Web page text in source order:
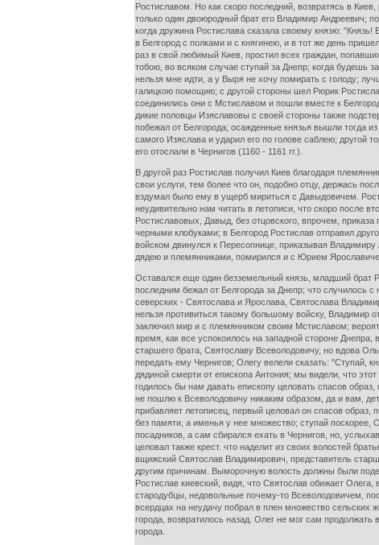
Ростиславом. Но как скоро последний, возвратясь в
только один двоюродный брат его Владимир Андреевич;
когда дружина Ростислава сказала своему князю:
в Белгород с полками и с княгинею, и в тот же день
раз в свой любимый Киев, простил всех граждан,
тобою, во всяком случае ступай за Днепр; когда будешь
нельзя мне идти, а у Выря не хочу помирать с голоду;
галицкою помощию; с другой стороны шел Рюрик
соединились они с Мстиславом и пошли вместе к
дикие половцы Изяславовы с своей стороны также
побежал от Белгорода; осажденные князья вышли тогда
самого Изяслава и ударил его по голове саблею; другой
его отослали в Чернигов (1160 - 1161 гг.).
В другой раз Ростислав получил Киев благодаря
свои услуги, тем более что он, подобно отцу, держась
вздумал было ему в ущерб мириться с Давыдовичем.
неудивительно нам читать в летописи, что скоро после
Ростиславовых, Давыд, без отцовского, впрочем,
черными клобуками; в Белгород Ростислав отправил
войском двинулся к Пересопнице, приказывая
дядею и племянниками, помирился и с Юрием
Оставался еще один безземельный князь, младший брат
последним бежал от Белгорода за Днепр; что случилось
северских - Святослава и Ярослава, Святослава
нельзя противиться такому большому войску, Владимир
заключил мир и с племянником своим Мстиславом;
время, как все успокоилось на западной стороне
старшего брата, Святославу Всеволодовичу, но вдова
передать ему Чернигов; Олегу велели сказать: "Ступай,
дядиной смерти от епископа Антония; мы видели, что
годилось бы нам давать епископу целовать спасов
не пошлю к Всеволодовичу никаким образом, да и вам,
прибавляет летописец, первый целовал он спасов образ,
без памяти, а именья у нее множество; ступай поскорее,
посадников, а сам сбирался ехать в Чернигов, но,
целовал также крест. что наделит из своих волостей
вщижский Святослав Владимирович, представитель
другим причинам. Выморочную волость должны были
Ростислав киевский, видя, что Святослав обижает
стародубцы, недовольные почему-то Всеволодовичем,
всердцах на неудачу побрал в плен множество сельских
города, возвратилось назад. Олег не мог сам
города.